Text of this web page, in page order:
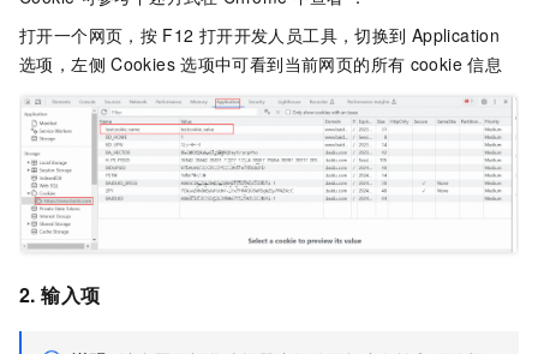
打开一个网页，按 F12 打开开发人员工具，切换到 Application
选项，左侧 Cookies 选项中可看到当前网页的所有 cookie 信息
2. 输入项